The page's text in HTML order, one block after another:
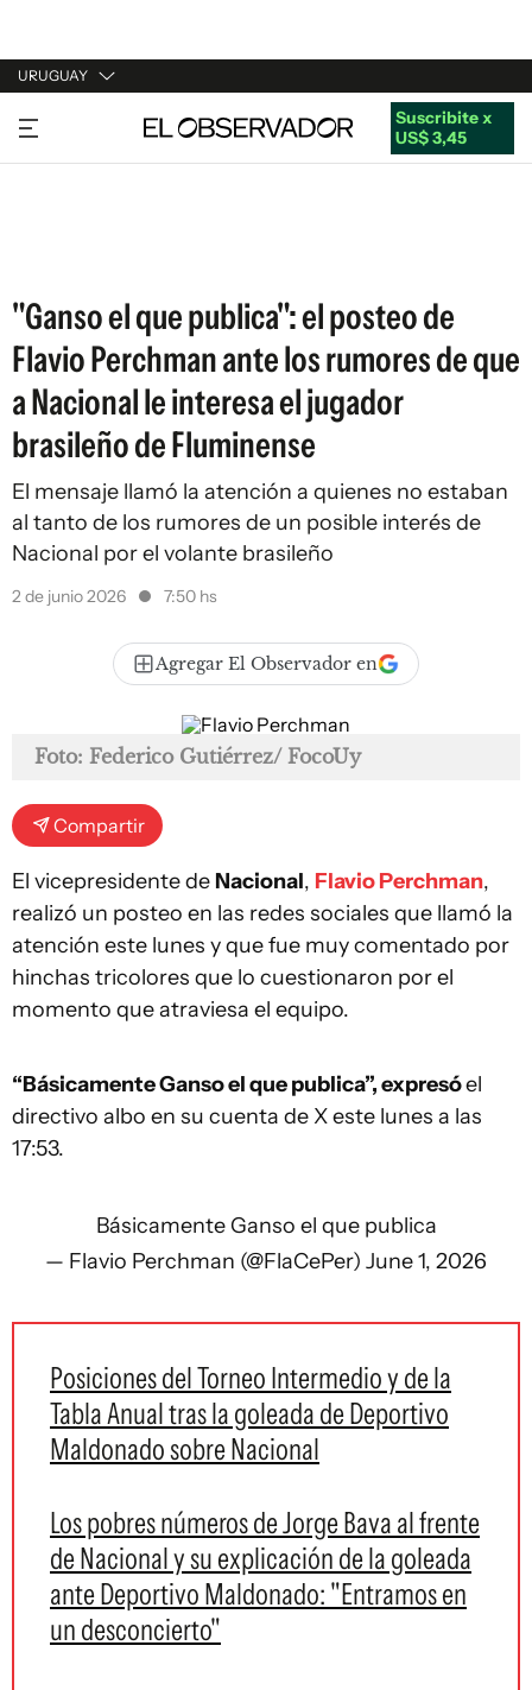
URUGUAY
URUGUAY
ARGENTINA
Suscribite x
US$ 3,45
"Ganso el que publica": el posteo de
Flavio Perchman ante los rumores de que
a Nacional le interesa el jugador
brasileño de Fluminense
El mensaje llamó la atención a quienes no estaban
al tanto de los rumores de un posible interés de
Nacional por el volante brasileño
2 de junio 2026 7:50 hs
Agregar El Observador en
Foto: Federico Gutiérrez/ FocoUy
Compartir
El vicepresidente de Nacional, Flavio Perchman,
realizó un posteo en las redes sociales que llamó la
atención este lunes y que fue muy comentado por
hinchas tricolores que lo cuestionaron por el
momento que atraviesa el equipo.
“Básicamente Ganso el que publica”, expresóel
directivo albo en su cuenta de X este lunes a las
17:53.
Básicamente Ganso el que publica
— Flavio Perchman (@FlaCePer) June 1, 2026
Posiciones del Torneo Intermedio y de la
Tabla Anual tras la goleada de Deportivo
Maldonado sobre Nacional
Los pobres números de Jorge Bava al frente
de Nacional y su explicación de la goleada
ante Deportivo Maldonado: "Entramos en
un desconcierto"